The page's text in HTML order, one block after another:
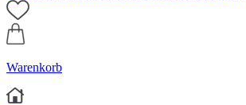
Warenkorb